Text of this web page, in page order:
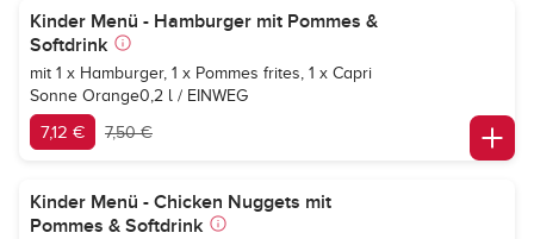
Kinder Menü - Hamburger mit Pommes &
Softdrink
mit 1 x Hamburger, 1 x Pommes frites, 1 x Capri
Sonne Orange0,2 l / EINWEG
7,12 € 7,50 €
Kinder Menü - Chicken Nuggets mit
Pommes & Softdrink